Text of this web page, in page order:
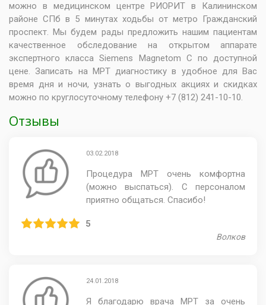
можно в медицинском центре РИОРИТ в Калининском
районе СПб в 5 минутах ходьбы от метро Гражданский
проспект. Мы будем рады предложить нашим пациентам
качественное обследование на открытом аппарате
экспертного класса Siemens Magnetom C по доступной
цене. Записать на МРТ диагностику в удобное для Вас
время дня и ночи, узнать о выгодных акциях и скидках
можно по круглосуточному телефону +7 (812) 241-10-10.
Отзывы
03.02.2018
Процедура МРТ очень комфортна
(можно выспаться). С персоналом
приятно общаться. Спасибо!
5
Волков
24.01.2018
Я благодарю врача МРТ за очень